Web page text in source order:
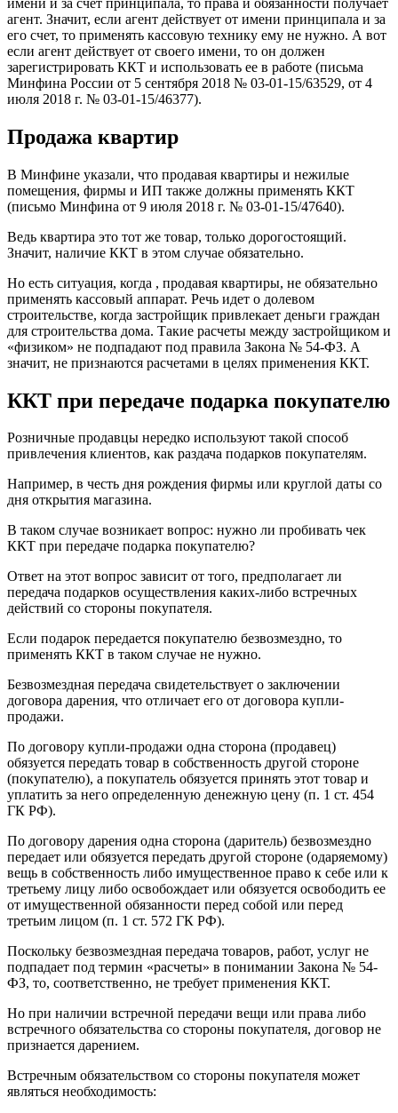
агент. Значит, если агент действует от имени принципала и за
его счет, то применять кассовую технику ему не нужно. А вот
если агент действует от своего имени, то он должен
зарегистрировать ККТ и использовать ее в работе (письма
Минфина России от 5 сентября 2018 № 03-01-15/63529, от 4
июля 2018 г. № 03-01-15/46377).
Продажа квартир
В Минфине указали, что продавая квартиры и нежилые
помещения, фирмы и ИП также должны применять ККТ
(письмо Минфина от 9 июля 2018 г. № 03-01-15/47640).
Ведь квартира это тот же товар, только дорогостоящий.
Значит, наличие ККТ в этом случае обязательно.
Но есть ситуация, когда , продавая квартиры, не обязательно
применять кассовый аппарат. Речь идет о долевом
строительстве, когда застройщик привлекает деньги граждан
для строительства дома. Такие расчеты между застройщиком и
«физиком» не подпадают под правила Закона № 54-ФЗ. А
значит, не признаются расчетами в целях применения ККТ.
ККТ при передаче подарка покупателю
Розничные продавцы нередко используют такой способ
привлечения клиентов, как раздача подарков покупателям.
Например, в честь дня рождения фирмы или круглой даты со
дня открытия магазина.
В таком случае возникает вопрос: нужно ли пробивать чек
ККТ при передаче подарка покупателю?
Ответ на этот вопрос зависит от того, предполагает ли
передача подарков осуществления каких-либо встречных
действий со стороны покупателя.
Если подарок передается покупателю безвозмездно, то
применять ККТ в таком случае не нужно.
Безвозмездная передача свидетельствует о заключении
договора дарения, что отличает его от договора купли-
продажи.
По договору купли-продажи одна сторона (продавец)
обязуется передать товар в собственность другой стороне
(покупателю), а покупатель обязуется принять этот товар и
уплатить за него определенную денежную цену (п. 1 ст. 454
ГК РФ).
По договору дарения одна сторона (даритель) безвозмездно
передает или обязуется передать другой стороне (одаряемому)
вещь в собственность либо имущественное право к себе или к
третьему лицу либо освобождает или обязуется освободить ее
от имущественной обязанности перед собой или перед
третьим лицом (п. 1 ст. 572 ГК РФ).
Поскольку безвозмездная передача товаров, работ, услуг не
подпадает под термин «расчеты» в понимании Закона № 54-
ФЗ, то, соответственно, не требует применения ККТ.
Но при наличии встречной передачи вещи или права либо
встречного обязательства со стороны покупателя, договор не
признается дарением.
Встречным обязательством со стороны покупателя может
являться необходимость: